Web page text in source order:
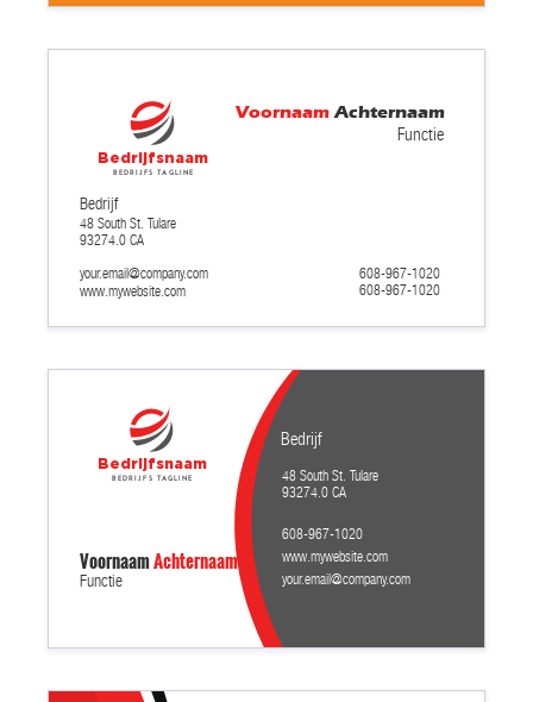
www.mywebsite.com
608-967-1020
608-967-1020
your.email@company.com
48 South St. Tulare
93274.0 CA
Bedrijf
Functie
VoornaamAchternaam
Bedrijfsnaam
Bedrijfs tagline
Functie
VoornaamAchternaam
your.email@company.com
608-967-1020
www.mywebsite.com
Bedrijf
48 South St. Tulare
93274.0 CA
Bedrijfsnaam
Bedrijfs tagline